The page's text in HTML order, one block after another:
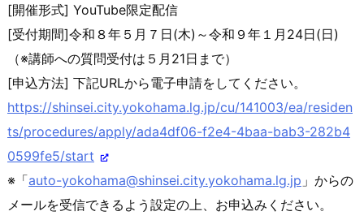
[開催形式] YouTube限定配信
[受付期間]令和８年５月７日(木)～令和９年１月24日(日)
（※講師への質問受付は５月21日まで）
[申込方法] 下記URLから電子申請をしてください。
https://shinsei.city.yokohama.lg.jp/cu/141003/ea/residen
ts/procedures/apply/ada4df06-f2e4-4baa-bab3-282b4
0599fe5/start
※「auto-yokohama@shinsei.city.yokohama.lg.jp 」からの
メールを受信できるよう設定の上、お申込みください。